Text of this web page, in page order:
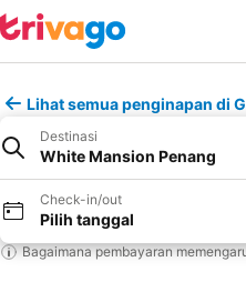
Lihat semua penginapan di
Destinasi
White Mansion Penang
Check-in/out
Pilih tanggal
Bagaimana pembayaran